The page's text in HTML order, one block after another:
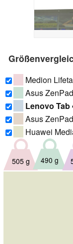
Medion
Asus
Lenovo Tab
Asus
Huawei
505 g 490 g